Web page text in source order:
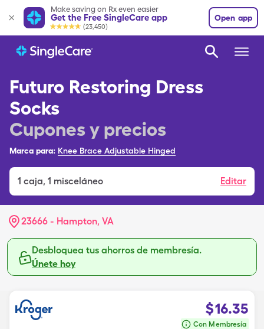
Make saving on Rx even easier
Get the Free SingleCare app
(23,450)
Open app
Futuro Restoring Dress
Socks
Cupones y precios
Marca para: Knee Brace Adjustable Hinged
1 caja, 1 misceláneo Editar
23666 - Hampton, VA
Desbloquea tus ahorros de membresía.
Únete hoy
$16.35
Con Membresía